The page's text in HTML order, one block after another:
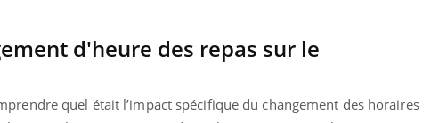
d'heure des repas sur le
quel était l’impact spécifique du changement des horaires